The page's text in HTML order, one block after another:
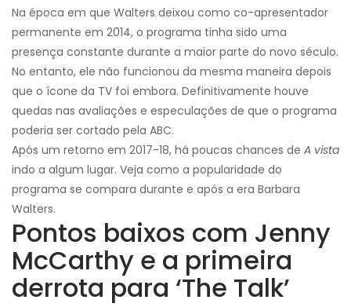
Na época em que Walters deixou como co-apresentador
permanente em 2014, o programa tinha sido uma
presença constante durante a maior parte do novo século.
No entanto, ele não funcionou da mesma maneira depois
que o ícone da TV foi embora. Definitivamente houve
quedas nas avaliações e especulações de que o programa
poderia ser cortado pela ABC.
Após um retorno em 2017-18, há poucas chances de A vista
indo a algum lugar. Veja como a popularidade do
programa se compara durante e após a era Barbara
Walters.
Pontos baixos com Jenny
McCarthy e a primeira
derrota para ‘The Talk’